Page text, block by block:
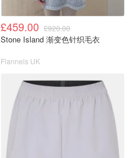
£459.00 £920.00
Stone Island 渐变色针织毛衣
Flannels UK